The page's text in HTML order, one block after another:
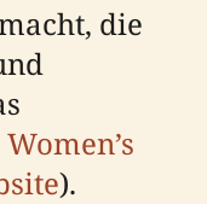
die
).